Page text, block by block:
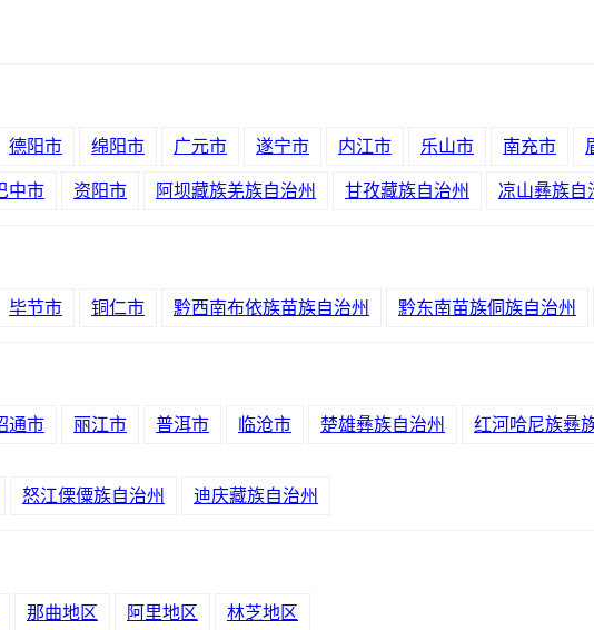
德阳市 绵阳市 广元市 遂宁市 内江市 乐山市 南充市
中市 资阳市 阿坝藏族羌族自治州 甘孜藏族自治州 凉山彝族自
毕节市 铜仁市 黔西南布依族苗族自治州 黔东南苗族侗族自治州
通市 丽江市 普洱市 临沧市 楚雄彝族自治州
红河哈尼族彝
怒江傈僳族自治州 迪庆藏族自治州
那曲地区 阿里地区 林芝地区